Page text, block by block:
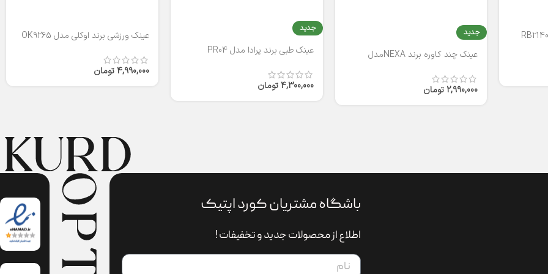
جدید
عینک چند کاوره برند NEXAمدل
2,990,000 تومان
جدید
عینک طبی برند پرادا مدل PR04
4,300,000 تومان
عینک ورزشی برند اوکلی مدل OK9265
4,990,000 تومان
باشگاه مشتریان کورد اپتیک
اطلاع از محصولات جدید و تخفیفات !